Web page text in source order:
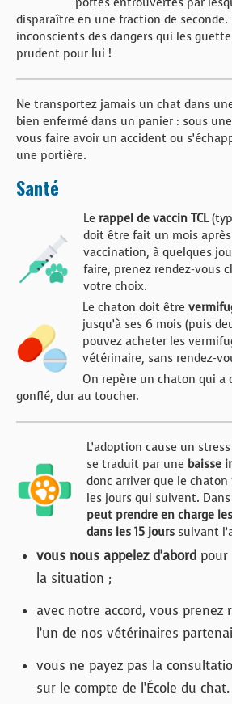
disparaître en une fraction de seconde.
inconscients des dangers qui les
prudent pour lui !
Ne transportez jamais un chat dans
bien enfermé dans un panier : sous
vous faire avoir un accident ou
une portière.
Santé
Le rappel de vaccin TCL
doit être fait un mois
vaccination, à quelques
faire, prenez rendez-vous
votre choix.
Le chaton doit être
jusqu’à ses 6 mois (puis
pouvez acheter les
vétérinaire, sans rendez-
On repère un chaton qui a
gonflé, dur au toucher.
L’adoption cause un
se traduit par une baisse
donc arriver que le
les jours qui suivent. Dans
peut prendre en charge
dans les 15 jours suivant
vous nous appelez d’abord
la situation ;
avec notre accord, vous prenez
l’un de nos vétérinaires
vous ne payez pas la
sur le compte de l’École du chat.